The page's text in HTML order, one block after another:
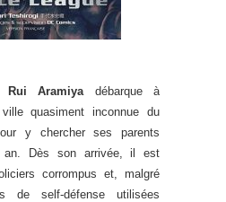
Rui Aramiyadébarque à
quasiment inconnue du
y chercher ses parents
an. Dès son arrivée, il est
corrompus et, malgré
de self-défense utilisées